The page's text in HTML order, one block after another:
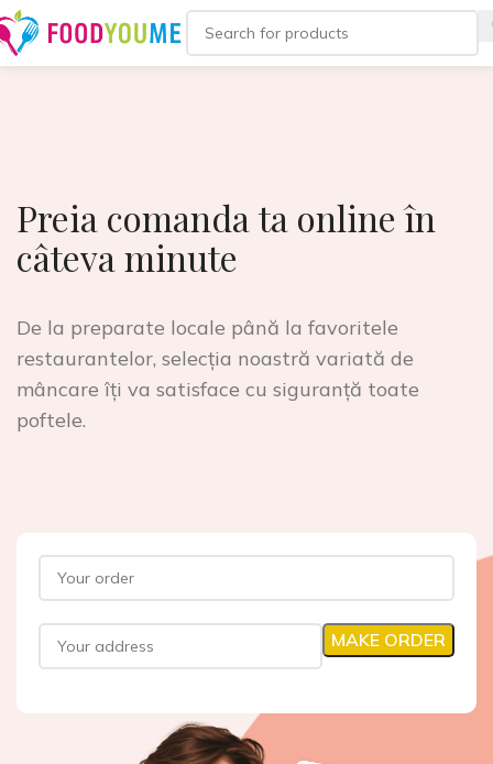
Preia comanda ta online în
câteva minute
De la preparate locale până la favoritele
restaurantelor, selecția noastră variată de
mâncare îți va satisface cu siguranță toate
poftele.